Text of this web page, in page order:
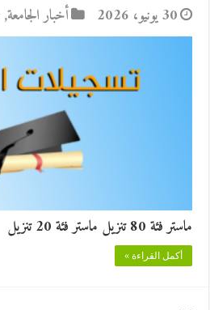
30 يونيو، 2026 أخبار الجامعة,
ماستر فئة 80 تنزيل ماستر فئة 20 تنزيل
أكمل القراءة »